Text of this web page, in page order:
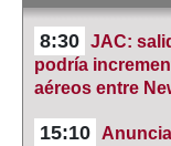
8:30 JAC:
podría
aéreos entre
15:10